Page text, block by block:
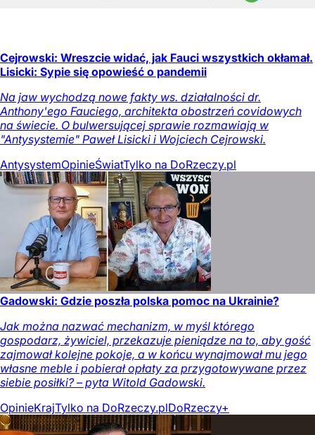
Cejrowski: Wreszcie widać, jak Fauci wszystkich okłamał.
Lisicki: Sypie się opowieść o pandemii
Na jaw wychodzą nowe fakty ws. działalności dr.
Anthony'ego Fauciego, architekta obostrzeń covidowych
na świecie. O bulwersującej sprawie rozmawiają w
"Antysystemie" Paweł Lisicki i Wojciech Cejrowski.
AntysystemOpinieŚwiatTylko na DoRzeczy.pl
Gadowski: Gdzie poszła polska pomoc na Ukrainie?
Jak można nazwać mechanizm, w myśl którego
gospodarz, żywiciel, przekazuje pieniądze na to, aby gość
zajmował kolejne pokoje, a w końcu wynajmował mu jego
własne meble i pobierał opłaty za przygotowywane przez
siebie posiłki? – pyta Witold Gadowski.
OpinieKrajTylko na DoRzeczy.plDoRzeczy+